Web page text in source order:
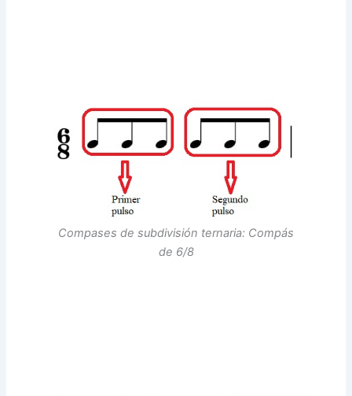
Compases de subdivisión ternaria: Compás
de 6/8